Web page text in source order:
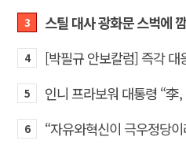
3 스틸 대사 광화문 스벅에
4
5 인니 프라보워 대통령 “李
6